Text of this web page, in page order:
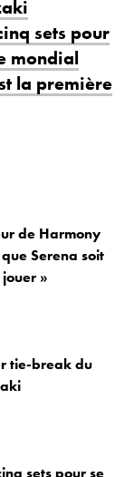
sets pour
mondial
la première
de Harmony
Serena soit
»
tie-break du
sets pour se